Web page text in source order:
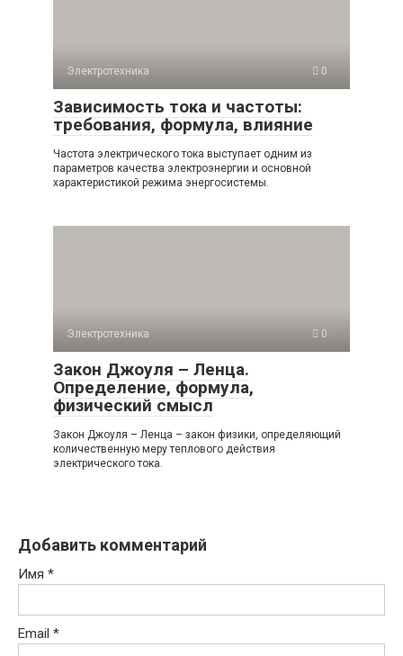
Электротехника 0
Зависимость тока и частоты:
требования, формула, влияние
Частота электрического тока выступает одним из
параметров качества электроэнергии и основной
характеристикой режима энергосистемы.
Электротехника 0
Закон Джоуля – Ленца.
Определение, формула,
физический смысл
Закон Джоуля – Ленца – закон физики, определяющий
количественную меру теплового действия
электрического тока.
Добавить комментарий
Имя *
Email *